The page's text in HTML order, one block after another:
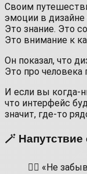
Своим
эмоции в
Это знание. Это
Это внимание к
Он показал, что
Это про человека
И если вы когда-
что интерфейс
значит, где-то
🪄
🧙‍♂️ «Не